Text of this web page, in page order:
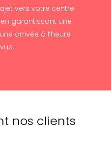
vers votre centre
garantissant une
arrivée à l’heure
nos clients